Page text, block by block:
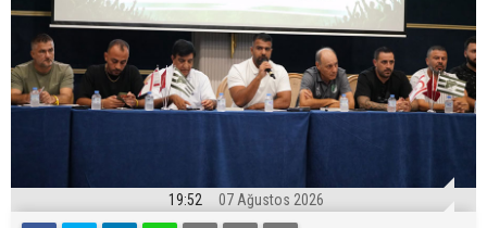
19:52 07 Ağustos 2026